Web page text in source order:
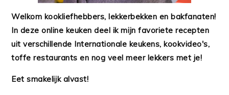
Welkom kookliefhebbers, lekkerbekken en bakfanaten!
In deze online keuken deel ik mijn favoriete recepten
uit verschillende Internationale keukens, kookvideo's,
toffe restaurants en nog veel meer lekkers met je!
Eet smakelijk alvast!